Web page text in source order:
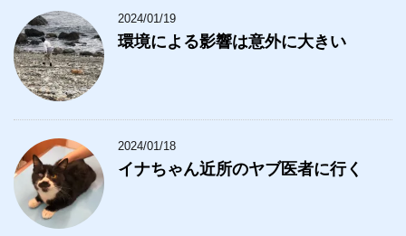
2024/01/19
環境による影響は意外に大きい
2024/01/18
イナちゃん近所のヤブ医者に行く